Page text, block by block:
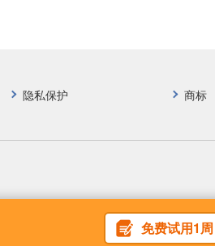
隐私保护 商标
免费试用1周